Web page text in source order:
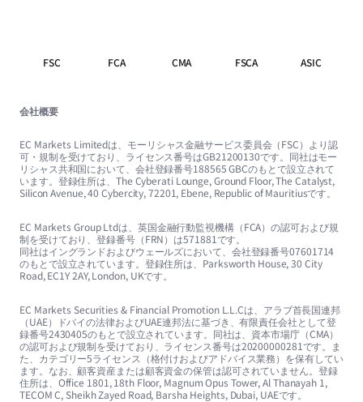
FSC FCA CMA FSCA ASIC
会社概要
EC Markets Limitedは、モーリシャス金融サービス委員会（FSC）より認
可・規制を受けており、ライセンス番号はGB21200130です。同社はモー
リシャス共和国において、会社登録番号188565 GBCのもとで設立されて
います。登録住所は、The Cyberati Lounge, Ground Floor, The Catalyst,
Silicon Avenue, 40 Cybercity, 72201, Ebene, Republic of Mauritiusです。
EC Markets Group Ltdは、英国金融行動監視機構（FCA）の認可および規
制を受けており、登録番号（FRN）は571881です。
同社はイングランドおよびウェールズにおいて、会社登録番号07601714
のもとで設立されています。登録住所は、Parksworth House, 30 City
Road, EC1Y 2AY, London, UKです。
EC Markets Securities & Financial Promotion L.L.Cは、アラブ首長国連邦
（UAE）ドバイの法律およびUAE連邦法に基づき、有限責任会社として登
録番号2430405のもとで設立されています。同社は、資本市場庁（CMA）
の認可および規制を受けており、ライセンス番号は20200000281です。ま
た、カテゴリー5ライセンス（格付けおよびアドバイス業務）を保有してい
ます。なお、顧客資産または顧客資金の保管は認可されていません。登録
住所は、Office 1801, 18th Floor, Magnum Opus Tower, Al Thanayah 1,
TECOM C, Sheikh Zayed Road, Barsha Heights, Dubai, UAEです。